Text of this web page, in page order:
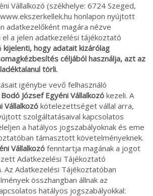
Vállalkozó (székhelye: 6724 Szeged,
honlapon nyújtott
adatkezelőként magára nézve
a jelen adatkezelési tájékoztató
kijelenti, hogy adatait kizárólag
céljából használja, azt az
törli.
igénybe vevő felhasználó
Bodó József Egyéni Vállalkozó kezeli. A
Vállalkozó kötelezettséget vállal arra,
szolgáltatásaival kapcsolatos
a hatályos jogszabályoknak és eme
támasztott követelményeknek.
Vállalkozó fenntartja magának a jogot
Adatkezelési Tájékoztató
Az Adatkezelési Tájékoztatóban
összhangban állnak az
hatályos jogszabályokkal: